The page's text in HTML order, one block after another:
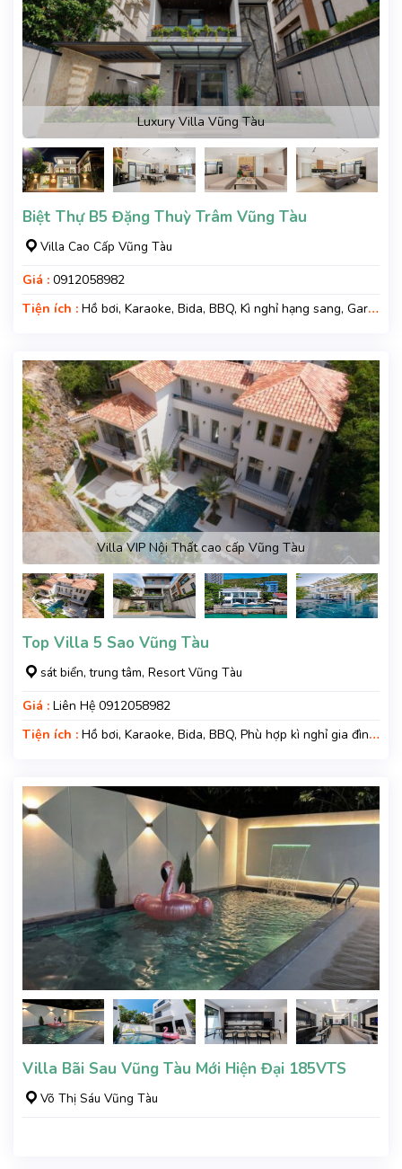
Luxury Villa Vũng Tàu
Biệt Thự B5 Đặng Thuỳ Trâm Vũng Tàu
Villa Cao Cấp Vũng Tàu
Giá : 0912058982
Tiện ích : Hồ bơi, Karaoke, Bida, BBQ, Kì nghỉ hạng sang, Gara
Villa VIP Nội Thất cao cấp Vũng Tàu
Top Villa 5 Sao Vũng Tàu
sát biển, trung tâm, Resort Vũng Tàu
Giá : Liên Hệ 0912058982
Tiện ích : Hồ bơi, Karaoke, Bida, BBQ, Phù hợp kì nghỉ gia đình,
Villa Bãi Sau Vũng Tàu Mới Hiện Đại 185VTS
Võ Thị Sáu Vũng Tàu